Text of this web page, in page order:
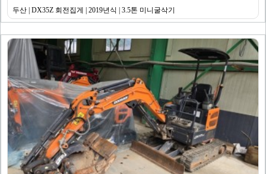
두산 | DX35Z 회전집게 | 2019년식 | 3.5톤 미니굴삭기